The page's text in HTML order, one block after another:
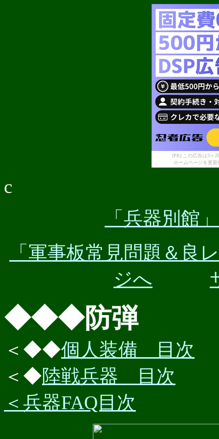
[PR] この広告は3ヶ
ホームページを更
c
「兵器別館
「軍事板常見問題＆良
ジへ
◆◆◆防弾
＜◆◆個人装備 目次
＜◆陸戦兵器 目次
＜兵器FAQ目次